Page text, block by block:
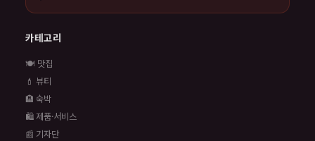
카테고리
🍽️ 맛집
💄 뷰티
🏨 숙박
🛍️ 제품·서비스
📰 기자단